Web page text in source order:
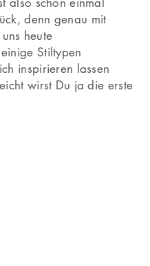
denn genau mit
heute
Stiltypen
inspirieren lassen
wirst Du ja die erste